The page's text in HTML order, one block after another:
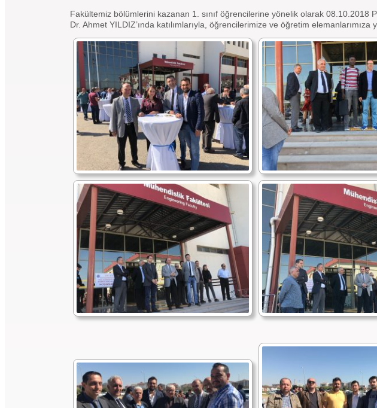
Fakültemiz bölümlerini kazanan 1. sınıf öğrencilerine yönelik olarak
Dr. Ahmet YILDIZ’ında katılımlarıyla, öğrencilerimize ve öğretim